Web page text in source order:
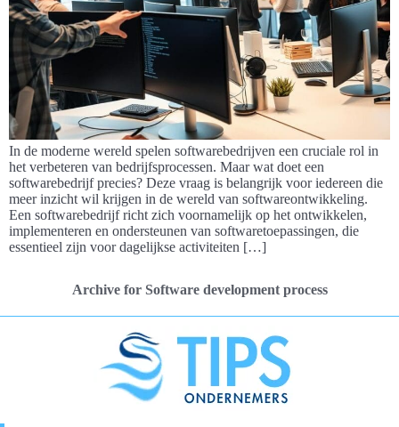
In de moderne wereld spelen softwarebedrijven een cruciale rol in
het verbeteren van bedrijfsprocessen. Maar wat doet een
softwarebedrijf precies? Deze vraag is belangrijk voor iedereen die
meer inzicht wil krijgen in de wereld van softwareontwikkeling.
Een softwarebedrijf richt zich voornamelijk op het ontwikkelen,
implementeren en ondersteunen van softwaretoepassingen, die
essentieel zijn voor dagelijkse activiteiten […]
Archive for Software development process